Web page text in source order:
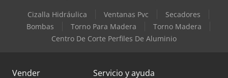
Cizalla Hidráulica Ventanas Pvc
Secadores
Bombas
Torno Para Madera
Torno Madera
Centro De Corte Perfiles De Aluminio
Vender Servicio y ayuda